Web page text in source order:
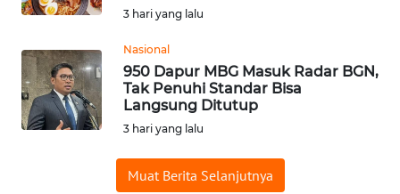
3 hari yang lalu
Nasional
950 Dapur MBG Masuk Radar BGN,
Tak Penuhi Standar Bisa
Langsung Ditutup
3 hari yang lalu
Muat Berita Selanjutnya
WN
WN
INDRAMAYU